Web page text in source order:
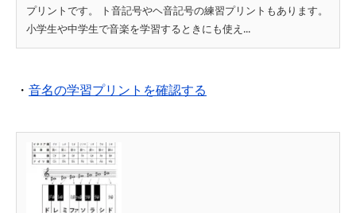
プリントです。 ト音記号やヘ音記号の練習プリントもあります。
小学生や中学生で音楽を学習するときにも使え...
・ 音名の学習プリントを確認する